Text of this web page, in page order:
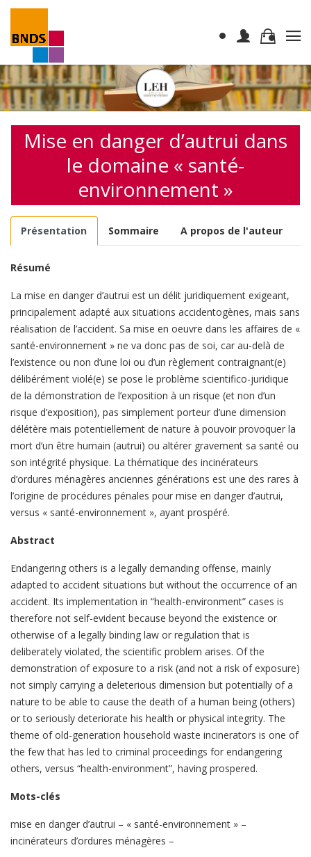
Mise en danger d’autrui dans
le domaine « santé-
environnement »
Présentation Sommaire A propos de l'auteur
Résumé
La mise en danger d’autrui est un délit juridiquement exigeant,
principalement adapté aux situations accidentogènes, mais sans
réalisation de l’accident. Sa mise en oeuvre dans les affaires de «
santé-environnement » ne va donc pas de soi, car au-delà de
l’existence ou non d’une loi ou d’un règlement contraignant(e)
délibérément violé(e) se pose le problème scientifico-juridique
de la démonstration de l’exposition à un risque (et non d’un
risque d’exposition), pas simplement porteur d’une dimension
délétère mais potentiellement de nature à pouvoir provoquer la
mort d’un être humain (autrui) ou altérer gravement sa santé ou
son intégrité physique. La thématique des incinérateurs
d’ordures ménagères anciennes générations est une des rares à
l’origine de procédures pénales pour mise en danger d’autrui,
versus « santé-environnement », ayant prospéré.
Abstract
Endangering others is a legally demanding offense, mainly
adapted to accident situations but without the occurrence of an
accident. Its implementation in “health-environment” cases is
therefore not self-evident because beyond the existence or
otherwise of a legally binding law or regulation that is
deliberately violated, the scientific problem arises. Of the
demonstration of exposure to a risk (and not a risk of exposure)
not simply carrying a deleterious dimension but potentially of a
nature to be able to cause the death of a human being (others)
or to seriously deteriorate his health or physical integrity. The
theme of old-generation household waste incinerators is one of
the few that has led to criminal proceedings for endangering
others, versus “health-environment”, having prospered.
Mots-clés
mise en danger d’autrui – « santé-environnement » –
incinérateurs d’ordures ménagères –